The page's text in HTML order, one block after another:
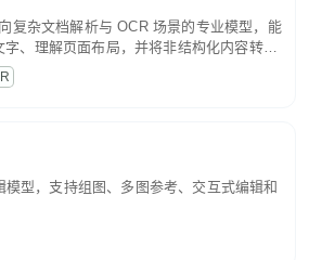
复杂文档解析与 OCR 场景的专业模型，能
、理解页面布局，并将非结构化内容转换
理的结构化结果。
型，支持组图、多图参考、交互式编辑和